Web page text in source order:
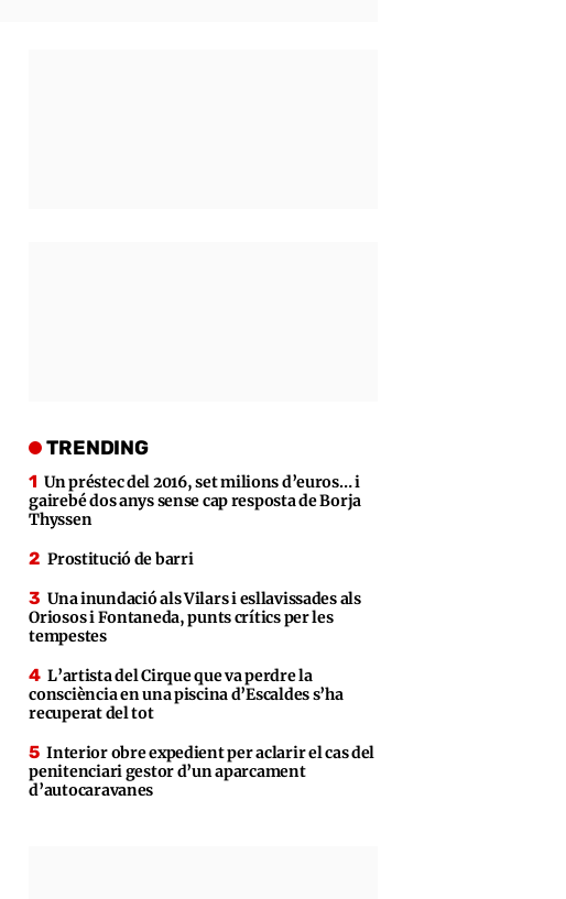
TRENDING
Un préstec del 2016, set milions d’euros… i
gairebé dos anys sense cap resposta de Borja
Thyssen
Prostitució de barri
Una inundació als Vilars i esllavissades als
Oriosos i Fontaneda, punts crítics per les
tempestes
L’artista del Cirque que va perdre la
consciència en una piscina d’Escaldes s’ha
recuperat del tot
Interior obre expedient per aclarir el cas del
penitenciari gestor d’un aparcament
d’autocaravanes